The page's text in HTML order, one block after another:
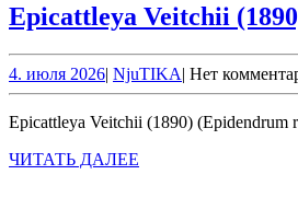
Epicattleya Veitchii
4. июля 20264.
июля
2026
| NjuTIKANjuTIKA
| Нет
Epicattleya Veitchii (1890) (Epidendrum
ЧИТАТЬ ДАЛЕЕ